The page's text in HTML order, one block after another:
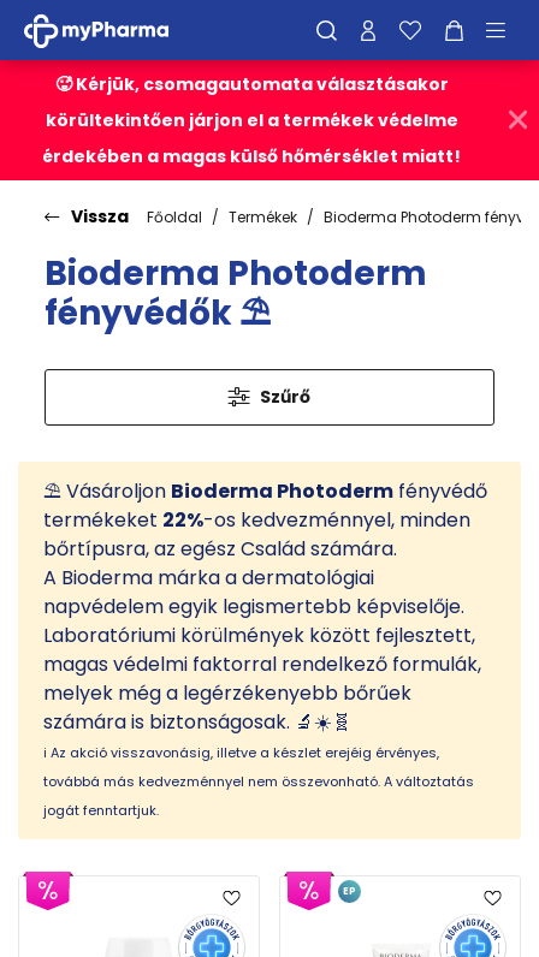
🥵 Kérjük, csomagautomata választásakor
körültekintően járjon el a termékek védelme
érdekében a magas külső hőmérséklet miatt!
Vissza Főoldal Termékek Bioderma Photoderm
Bioderma Photoderm
fényvédők ⛱️
Szűrő
⛱️ Vásároljon Bioderma Photoderm fényvédő
termékeket 22%-os kedvezménnyel, minden
bőrtípusra, az egész Család számára.
A Bioderma márka a dermatológiai
napvédelem egyik legismertebb képviselője.
Laboratóriumi körülmények között fejlesztett,
magas védelmi faktorral rendelkező formulák,
melyek még a legérzékenyebb bőrűek
számára is biztonságosak. 🔬☀️🧬
ℹ️ Az akció visszavonásig, illetve a készlet erejéig érvényes,
továbbá más kedvezménnyel nem összevonható. A változtatás
jogát fenntartjuk.
EP